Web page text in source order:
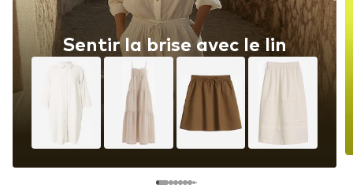
Sentir la brise avec le lin